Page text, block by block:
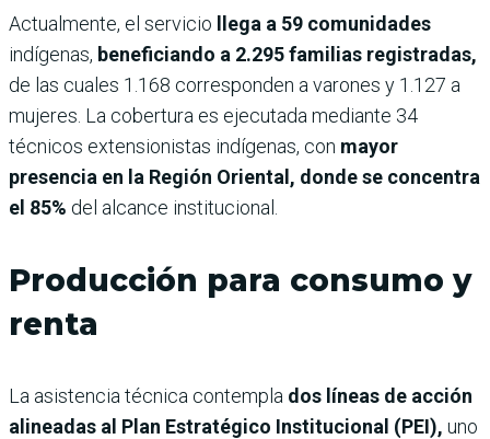
Actualmente, el servicio llega a 59 comunidades
indígenas, beneficiando a 2.295 familias registradas,
de las cuales 1.168 corresponden a varones y 1.127 a
mujeres. La cobertura es ejecutada mediante 34
técnicos extensionistas indígenas, con mayor
presencia en la Región Oriental, donde se concentra
el 85% del alcance institucional.
Producción para consumo y
renta
La asistencia técnica contempla dos líneas de acción
alineadas al Plan Estratégico Institucional (PEI), uno